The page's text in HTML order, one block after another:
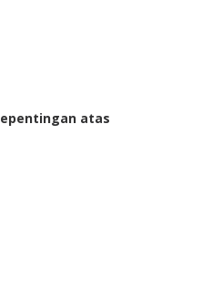
atas